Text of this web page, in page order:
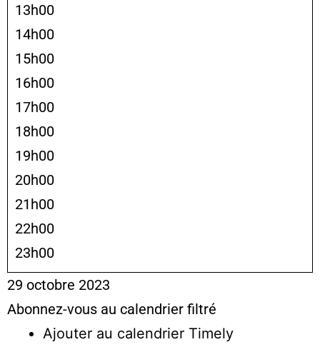
13h00
14h00
15h00
16h00
17h00
18h00
19h00
20h00
21h00
22h00
23h00
29 octobre 2023
Abonnez-vous au calendrier filtré
Ajouter au calendrier Timely